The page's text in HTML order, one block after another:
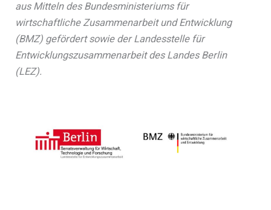
aus Mitteln des Bundesministeriums für
wirtschaftliche Zusammenarbeit und Entwicklung
(BMZ) gefördert sowie der Landesstelle für
Entwicklungszusammenarbeit des Landes Berlin
(LEZ).